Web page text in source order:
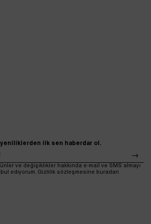
ilk sen haberdar ol.
ve değişiklikler hakkında e-mail ve SMS almayı
ediyorum. Gizlilik sözleşmesine buradan